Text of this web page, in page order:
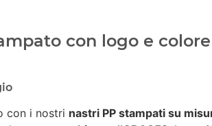
con logo e
con i nostri nastri PP stampati su